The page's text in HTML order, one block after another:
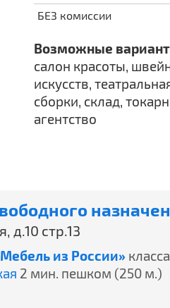
БЕЗ комиссии
Возможные
салон красоты,
искусств,
сборки, склад,
агентство
д.10 стр.13
из России» класса
2 мин. пешком (250 м.)